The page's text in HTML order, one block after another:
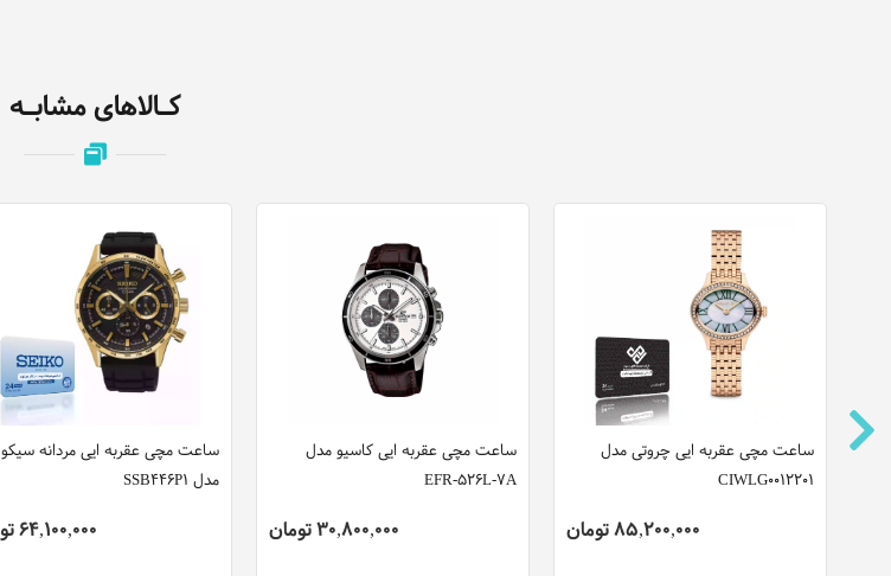
کـالاهای مشابـه
ساعت مچی عقربه ایی مردانه سیکو
مدل SSB446P1
64,100,000 تومان
ساعت مچی عقربه ایی کاسیو مدل
EFR-526L-7A
30,800,000 تومان
ساعت مچی عقربه ایی چروتی مدل
CIWLG0012201
85,200,000 تومان